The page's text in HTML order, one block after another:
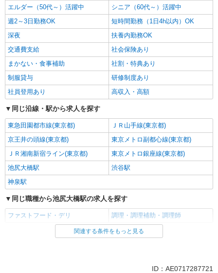
エルダー（50代～）活躍中
シニア（60代～）活躍中
週2～3日勤務OK
短時間勤務（1日4h以内）OK
深夜
扶養内勤務OK
交通費支給
社会保険あり
まかない・食事補助
社割・特典あり
制服貸与
研修制度あり
社員登用あり
高収入・高額
同じ沿線・駅から求人を探す
東急田園都市線(東京都)
ＪＲ山手線(東京都)
京王井の頭線(東京都)
東京メトロ副都心線(東京都)
ＪＲ湘南新宿ライン(東京都)
東京メトロ銀座線(東京都)
池尻大橋駅
渋谷駅
神泉駅
同じ職種から池尻大橋駅の求人を探す
ファストフード・デリ 調理・調理補助・調理師
同じ雇用形態から池尻大橋駅の求人を探す
関連する条件をもっと見る
ID：AE0717287721